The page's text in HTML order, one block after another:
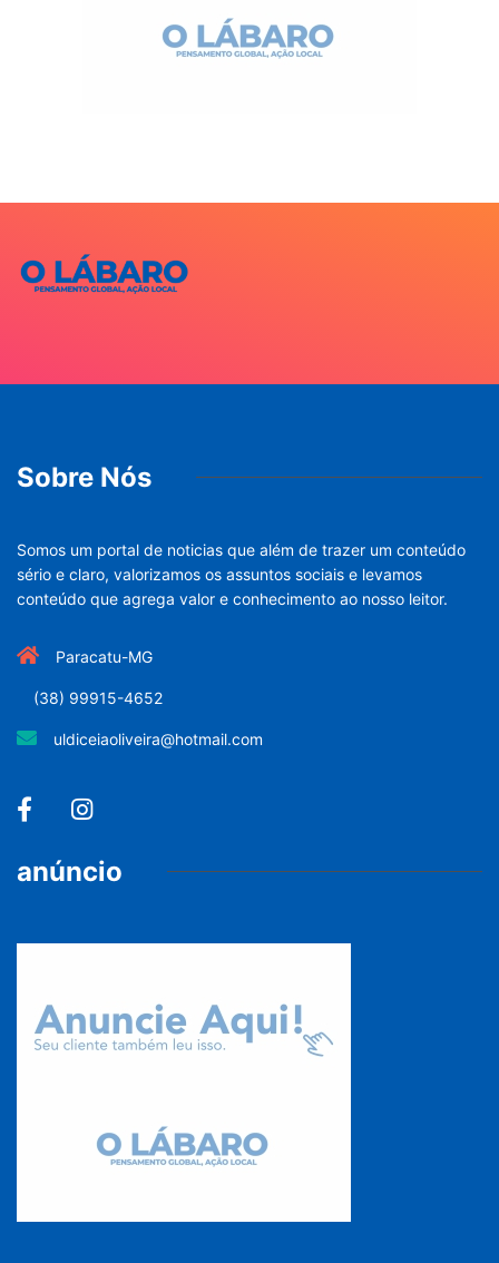
Sobre Nós
Somos um portal de noticias que além de trazer um conteúdo
sério e claro, valorizamos os assuntos sociais e levamos
conteúdo que agrega valor e conhecimento ao nosso leitor.
Paracatu-MG
(38) 99915-4652
uldiceiaoliveira@hotmail.com
anúncio